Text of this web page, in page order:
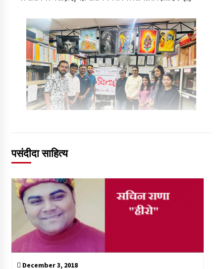
पसंदीदा साहित्य
December 3, 2018